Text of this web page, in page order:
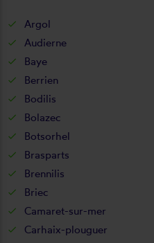
Argol
Audierne
Baye
Berrien
Bodilis
Bolazec
Botsorhel
Brasparts
Brennilis
Briec
Camaret-sur-mer
Carhaix-plouguer